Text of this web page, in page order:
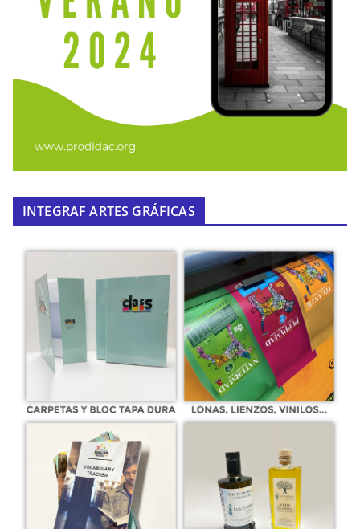
INTEGRAF ARTES GRÁFICAS